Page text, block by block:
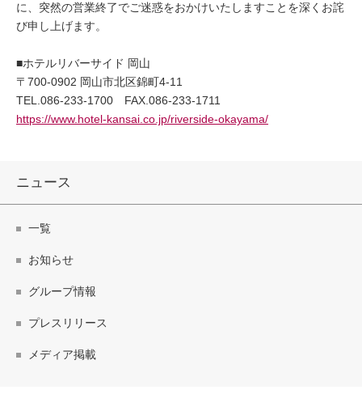
に、突然の営業終了でご迷惑をおかけいたしますことを深くお詫
び申し上げます。
■ホテルリバーサイド 岡山
〒700-0902 岡山市北区錦町4-11
TEL.086-233-1700 FAX.086-233-1711
https://www.hotel-kansai.co.jp/riverside-okayama/
ニュース
一覧
お知らせ
グループ情報
プレスリリース
メディア掲載